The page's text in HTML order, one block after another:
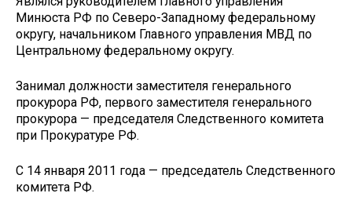
Минюста РФ по Северо-Западному федеральному
округу, начальником Главного управления МВД по
Центральному федеральному округу.
Занимал должности заместителя генерального
прокурора РФ, первого заместителя генерального
прокурора — председателя Следственного комитета
при Прокуратуре РФ.
С 14 января 2011 года — председатель Следственного
комитета РФ.